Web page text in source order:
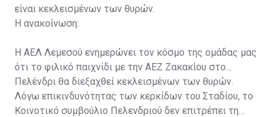
είναι κεκλεισμένων των θυρών.
Η ανακοίνωση:
Η ΑΕΛ Λεμεσού ενημερώνει τον κόσμο της ομάδας μας
ότι το φιλικό παιχνίδι με την ΑΕΖ Ζακακίου στο
Πελένδρι θα διεξαχθεί κεκλεισμένων των θυρών.
Λόγω επικινδυνότητας των κερκίδων του Σταδίου, το
Κοινοτικό συμβούλιο Πελενδριού δεν επιτρέπει τη